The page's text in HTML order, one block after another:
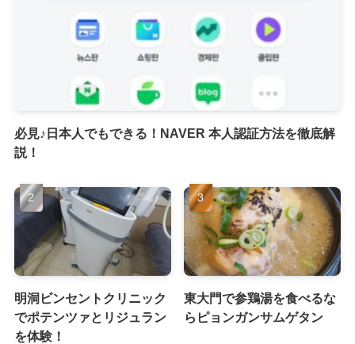
必見♪日本人でもできる！NAVER 本人認証方法を徹底解
説！
明洞ビンセントクリニック
でポテンツァとリジュラン
を体験！
東大門で参鶏湯を食べるな
らピョンガンサムゲタン